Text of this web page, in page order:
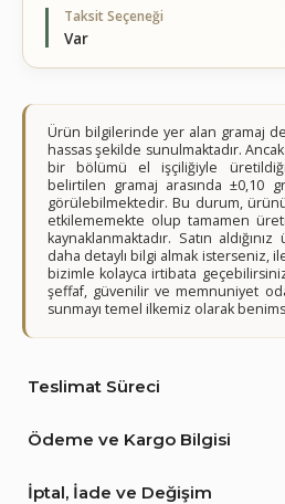
Taksit Seçeneği
Var
Ürün bilgilerinde yer alan gramaj
hassas şekilde sunulmaktadır.
bir bölümü el işçiliğiyle
belirtilen gramaj arasında ±0,10
görülebilmektedir. Bu durum,
etkilememekte olup tamamen
kaynaklanmaktadır. Satın
daha detaylı bilgi almak isterseniz,
bizimle kolayca irtibata
şeffaf, güvenilir ve memnuniyet
sunmayı temel ilkemiz olarak
Teslimat Süreci
Ödeme ve Kargo Bilgisi
İptal, İade ve Değişim